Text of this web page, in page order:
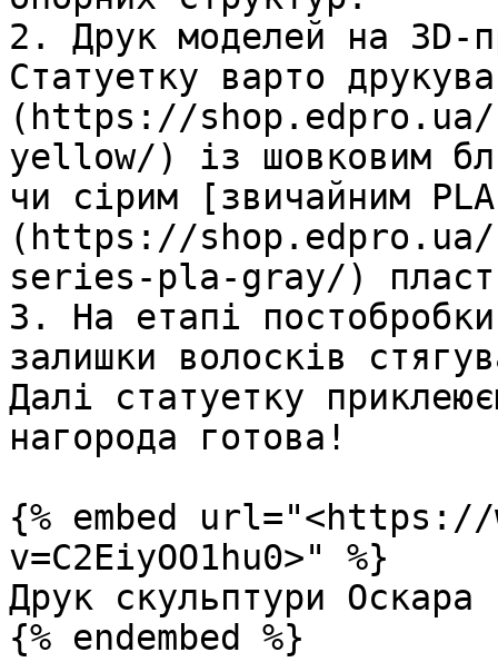
2. Друк моделей на 3D-
Статуетку варто
(https://
yellow/) із шовковим
чи сірим [звичайним
(https://
series-pla-gray/)
3. На етапі
залишки волосків
Далі статуетку
нагорода готова!
{% embed url="<https://
v=C2EiyOO1hu0>" %}
Друк скульптури Оскара
{% endembed %}